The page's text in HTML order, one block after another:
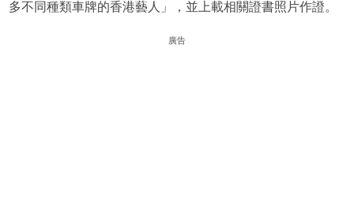
多不同種類車牌的香港藝人」，並上載相關證書照片作證。
廣告